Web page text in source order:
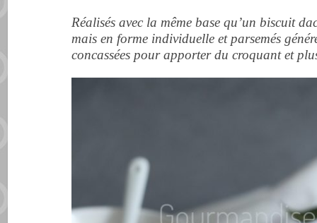
Réalisés avec la même base qu’un biscuit
mais en forme individuelle et parsemés
concassées pour apporter du croquant et